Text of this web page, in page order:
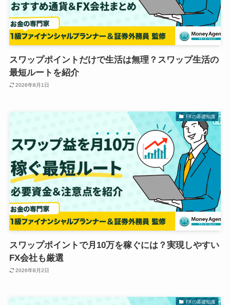
スワップポイントだけで生活は無理？スワップ生活の
最短ルートを紹介
2026年8月1日
FXの基礎知識
スワップポイントで月10万を稼ぐには？実現しやすい
FX会社も厳選
2026年8月2日
FXの基礎知識